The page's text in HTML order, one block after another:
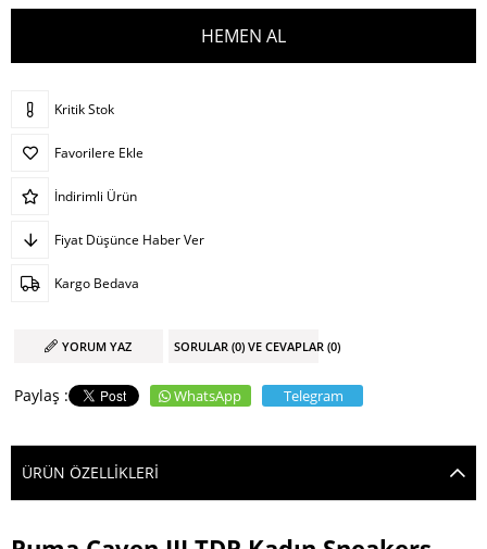
Kritik Stok
Favorilere Ekle
İndirimli Ürün
Fiyat Düşünce Haber Ver
Kargo Bedava
YORUM YAZ SORULAR (0) VE CEVAPLAR (0)
WhatsApp Telegram
ÜRÜN ÖZELLIKLERI